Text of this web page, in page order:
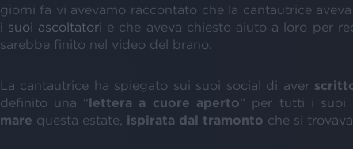
giorni fa vi avevamo raccontato che la cantautrice aveva
i suoi ascoltatori e che aveva chiesto aiuto a loro per
sarebbe finito nel video del brano.
La cantautrice ha spiegato sui suoi social di aver
definito una “lettera a cuore aperto” per tutti i suoi
mare questa estate, ispirata dal tramonto che si